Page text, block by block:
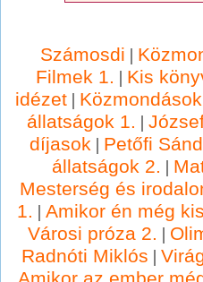
Számosdi |
Filmek 1. | Kis
idézet |
állatságok 1. |
díjasok | Petőfi
állatságok 2. |
Mesterség és
1. | Amikor én még
Városi próza 2. |
Radnóti Miklós |